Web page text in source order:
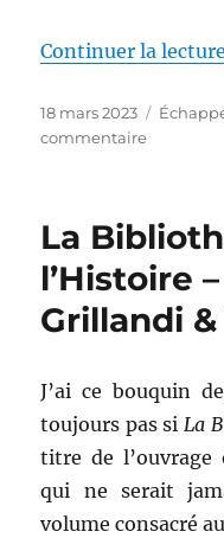
Continuer la lecture
Publié
le
18 mars 2023
commentairesur
way
to
hell
–
Marianne
La
l’Histoire
Grillandi
J’ai ce bouquin
toujours pas si La
titre de l’ouvrage
qui ne serait
volume consacré